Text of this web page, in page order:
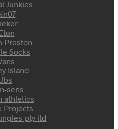
Junkies
Preston
Socks
Island
Jbs
sens
athletics
Projects
pty itd